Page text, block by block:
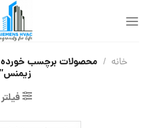
خانه / محصولات برچسب
زیمنس”
فیلتر